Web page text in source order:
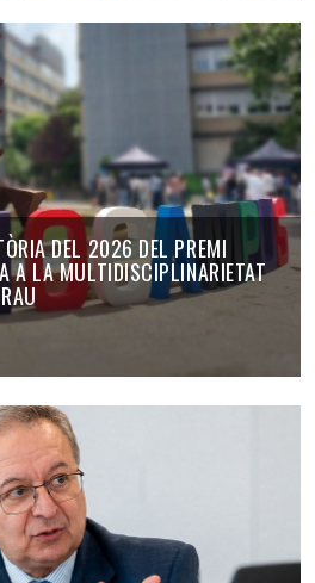
DEL 2026 DEL PREMI
A LA MULTIDISCIPLINARIETAT